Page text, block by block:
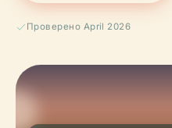
Проверено April 2026